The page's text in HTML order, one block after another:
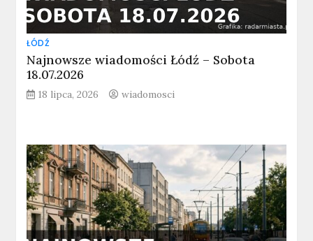
ŁÓDŹ
Najnowsze wiadomości Łódź – Sobota
18.07.2026
18 lipca, 2026 wiadomosci